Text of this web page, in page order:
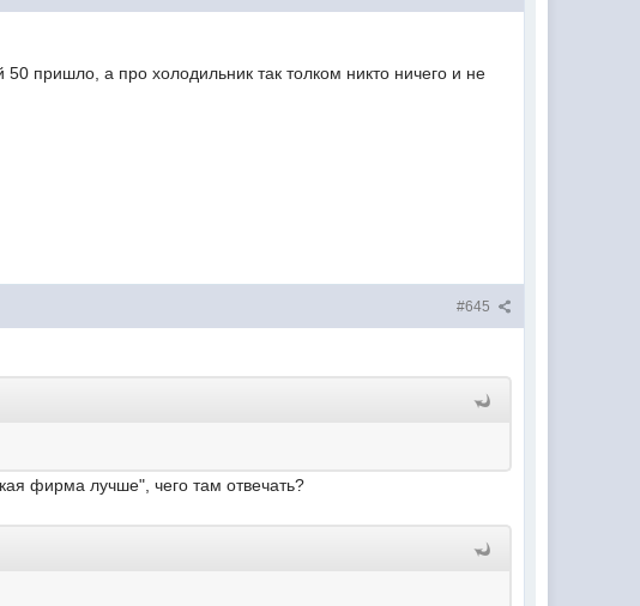
пришло, а про холодильник так толком никто ничего и не
#645
фирма лучше", чего там отвечать?